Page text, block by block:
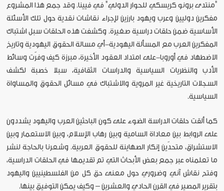
"منتدى برونو كريسكي للحوار الدولي" في فيينا. وقد جمع هذا المشروع
مفكرين دوليين وعرب ويهود بارزين لإجراء نقاشات نقدية حول تلك الأسئلة
الأساسية ضمن حلقات دراسية صغيرة. وكشفت هذه الحلقات سبل اشتباك
المفكرين العرب مع المسألة اليهودية-أي مسالة الحقوق اليهودية وتاريخ
الاضطهاد في أوروبا-على امتداد العقود الأخيرة، مبرزة كيف وفرّت وسائط
الأدب والنظريات السياسية والدراسات الثقافية، سبلا خصبة لكشف
السجلات التاريخية غير المروية والاشتباك في مسائل الحقوق والمساواة
السياسية.
كما ألقت حلقات الدراسة الضوء على كون الباحثين العرب واليهود يشددون
على الروابط بين معاداة السامية وبين رهاب الإسلام، وبين الاستعمار وبين
الاستشراق، متحدّين إنكار الصهاينة للحقوق العربية. وشعرنا بالحاجة لنشر
ما تعلمناه عبر جمع بعض الأبحاث التي تم تقديمها في الحلقات الدراسية،
وفتح نقاش آني وضروري حول معنى حق كل من الفلسطينيين واليهود
بتقرير المصير في القرن الحادي والعشرين – وكيف يمكن التوفيق بينها.